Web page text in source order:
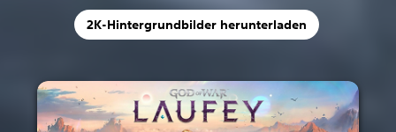
2K-Hintergrundbilder herunterladen